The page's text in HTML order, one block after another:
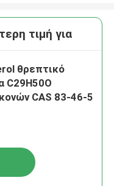
τιμή για
θρεπτικό
C29H50O
CAS 83-46-5